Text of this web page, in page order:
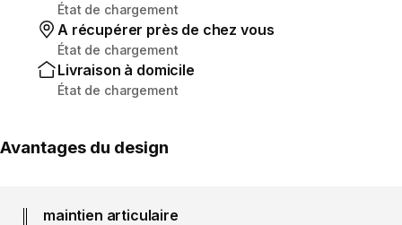
État de chargement
A récupérer près de chez vous
État de chargement
Livraison à domicile
État de chargement
Avantages du design
maintien articulaire